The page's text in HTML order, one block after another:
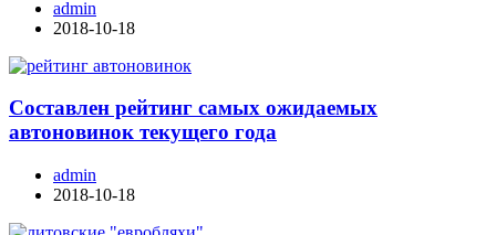
admin
2018-10-18
Составлен рейтинг самых ожидаемых
автоновинок текущего года
admin
2018-10-18